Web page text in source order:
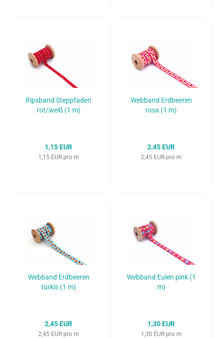
Ripsband Steppfaden
rot/weiß (1 m)
1,15 EUR
1,15 EUR pro m
Webband Erdbeeren
rosa (1 m)
2,45 EUR
2,45 EUR pro m
Webband Erdbeeren
türkis (1 m)
2,45 EUR
2,45 EUR pro m
Webband Eulen pink (1
m)
1,30 EUR
1,30 EUR pro m